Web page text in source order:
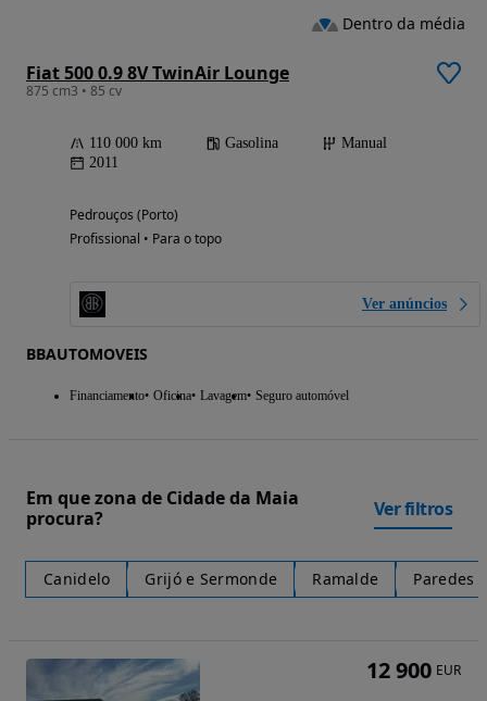
Fiat 500 0.9 8V TwinAir Lounge
875 cm3 • 85 cv
110 000 km Gasolina
Manual
2011
Pedrouços (Porto)
Profissional • Para o topo
Ver anúncios
BBAUTOMOVEIS
Financiamento Oficina Lavagem Seguro automóvel
Dentro da média
Em que zona de Cidade da Maia
procura?
Ver filtros
Canidelo Grijó e Sermonde Ramalde Paredes
12 900 EUR